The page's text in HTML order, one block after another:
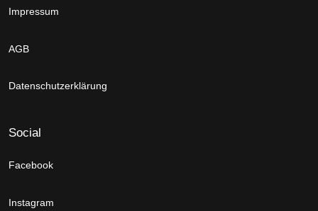
Impressum
AGB
Datenschutzerklärung
Social
Facebook
Instagram